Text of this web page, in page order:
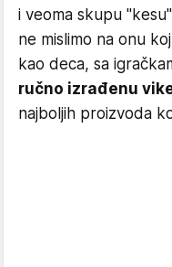
i veoma skupu
ne mislimo na onu
kao deca, sa
ručno izrađenu
najboljih proizvoda